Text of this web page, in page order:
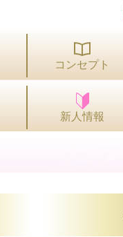
コンセプト
新人情報